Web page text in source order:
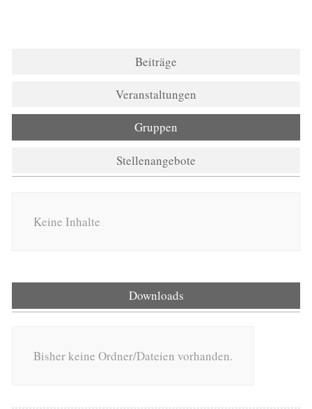
Beiträge
Veranstaltungen
Gruppen
Stellenangebote
Keine Inhalte
Downloads
Bisher keine Ordner/Dateien vorhanden.